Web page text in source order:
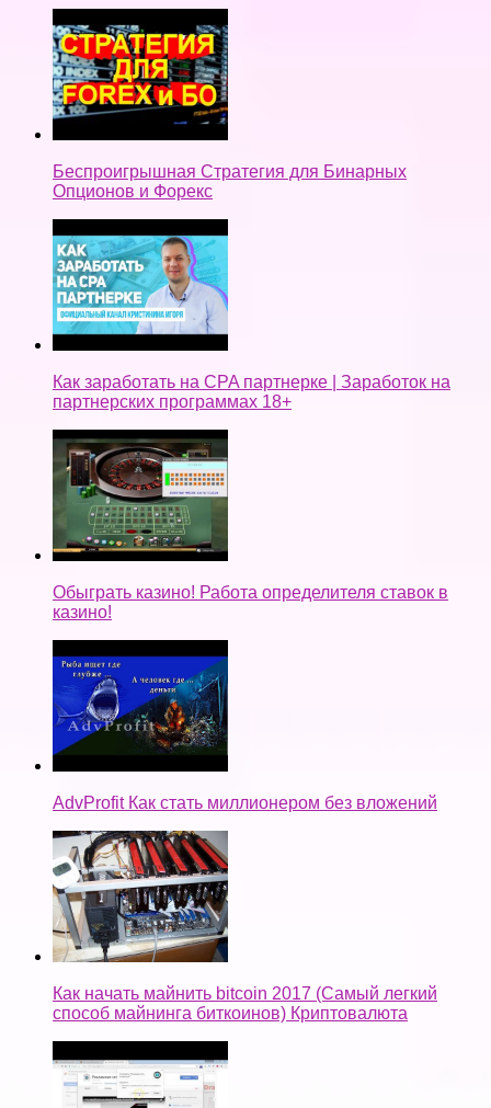
Беспроигрышная Стратегия для Бинарных
Опционов и Форекс
Как заработать на CPA партнерке | Заработок на
партнерских программах 18+
Обыграть казино! Работа определителя ставок в
казино!
AdvProfit Как стать миллионером без вложений
Как начать майнить bitcoin 2017 (Самый легкий
способ майнинга биткоинов) Криптовалюта